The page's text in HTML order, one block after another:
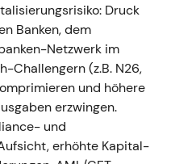
ein
Mio. Euro.[28],
mit dem Betriebsrat
Die
IT-Risiken,
Druck
Banken, dem
Netzwerk im
Challengern (z.B. N26,
und höhere
erzwingen.
und
erhöhte Kapital-